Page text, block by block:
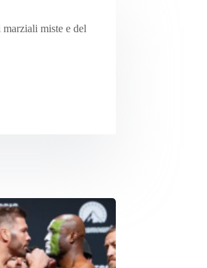
miste e del